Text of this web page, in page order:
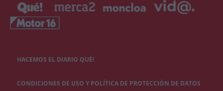
HACEMOS EL DIARIO QUÉ!
CONDICIONES DE USO Y POLÍTICA DE PROTECCIÓN DE DATOS